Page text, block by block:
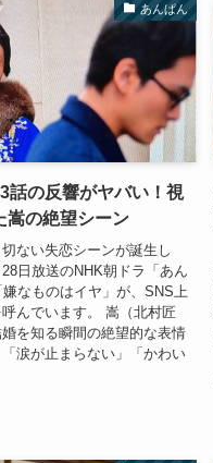
あんぱん
話の反響がヤバい！視
嵩の絶望シーン
ない失恋シーンが誕生し
日放送のNHK朝ドラ「あん
なものはイヤ」が、SNS上
んでいます。 嵩（北村匠
を知る瞬間の絶望的な表情
涙が止まらない」「かわい